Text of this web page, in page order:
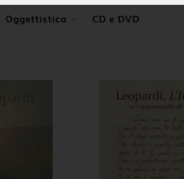
Oggettistica CD e DVD